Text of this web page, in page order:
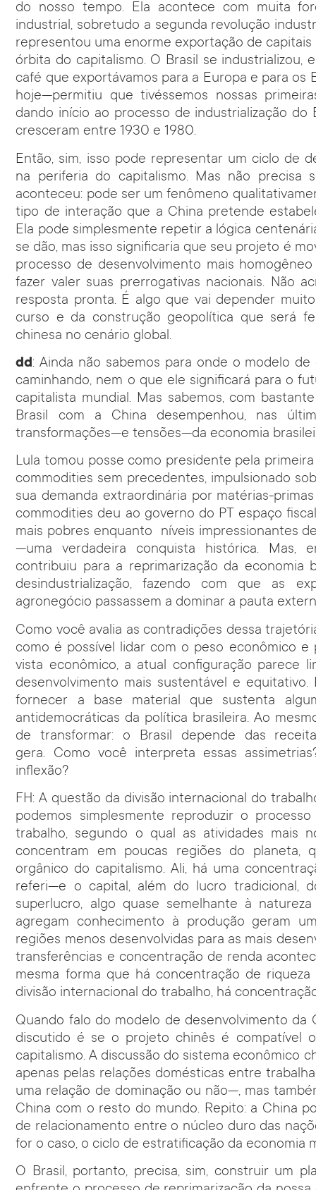
do nosso tempo. Ela acontece com muita
industrial, sobretudo a segunda revolução
representou uma enorme exportação de
órbita do capitalismo. O Brasil se industrializou,
café que exportávamos para a Europa e para
hoje—permitiu que tivéssemos nossas
dando início ao processo de industrialização do
cresceram entre 1930 e 1980.
Então, sim, isso pode representar um ciclo de
na periferia do capitalismo. Mas não
aconteceu: pode ser um fenômeno
tipo de interação que a China pretende
Ela pode simplesmente repetir a lógica
se dão, mas isso significaria que seu projeto é
processo de desenvolvimento mais
fazer valer suas prerrogativas nacionais. Não
resposta pronta. É algo que vai depender
curso e da construção geopolítica que será
chinesa no cenário global.
dd: Ainda não sabemos para onde o modelo
caminhando, nem o que ele significará para o
capitalista mundial. Mas sabemos, com
Brasil com a China desempenhou, nas
transformações—e tensões—da economia
Lula tomou posse como presidente pela
commodities sem precedentes, impulsionado
sua demanda extraordinária por matérias-
commodities deu ao governo do PT espaço
mais pobres enquanto níveis impressionantes
—uma verdadeira conquista histórica. Mas,
contribuiu para a reprimarização da economia
desindustrialização, fazendo com que as
agronegócio passassem a dominar a pauta
Como você avalia as contradições dessa
como é possível lidar com o peso econômico
vista econômico, a atual configuração parece
desenvolvimento mais sustentável e
fornecer a base material que sustenta
antidemocráticas da política brasileira. Ao
de transformar: o Brasil depende das
gera. Como você interpreta essas
inflexão?
FH: A questão da divisão internacional do
podemos simplesmente reproduzir o
trabalho, segundo o qual as atividades mais
concentram em poucas regiões do planeta,
orgânico do capitalismo. Ali, há uma
referi—e o capital, além do lucro tradicional,
superlucro, algo quase semelhante à
agregam conhecimento à produção geram
regiões menos desenvolvidas para as mais
transferências e concentração de renda
mesma forma que há concentração de
divisão internacional do trabalho, há
Quando falo do modelo de desenvolvimento da
discutido é se o projeto chinês é compatível
capitalismo. A discussão do sistema econômico
apenas pelas relações domésticas entre
uma relação de dominação ou não—, mas
China com o resto do mundo. Repito: a China
de relacionamento entre o núcleo duro das
for o caso, o ciclo de estratificação da economia
O Brasil, portanto, precisa, sim, construir um